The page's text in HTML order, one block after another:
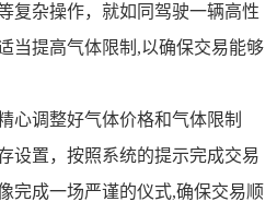
复杂操作，就如同驾驶一辆高性
当提高气体限制,以确保交易能够
心调整好气体价格和气体限制
设置，按照系统的提示完成交易
完成一场严谨的仪式,确保交易顺